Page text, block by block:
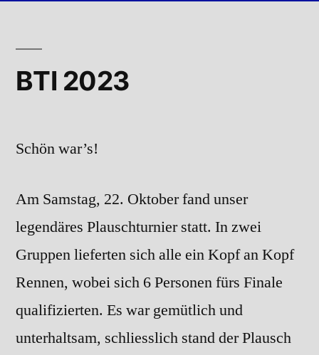
BTI 2023
Schön war’s!
Am Samstag, 22. Oktober fand unser
legendäres Plauschturnier statt. In zwei
Gruppen lieferten sich alle ein Kopf an Kopf
Rennen, wobei sich 6 Personen fürs Finale
qualifizierten. Es war gemütlich und
unterhaltsam, schliesslich stand der Plausch